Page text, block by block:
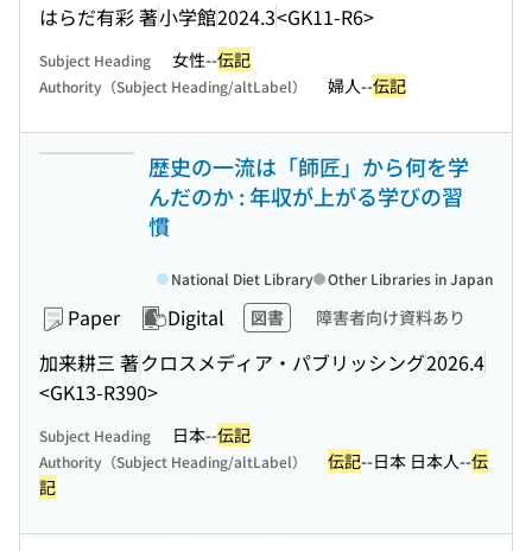
はらだ有彩 著小学館2024.3<GK11-R6>
Subject Heading 女性--伝記
Authority（Subject Heading/altLabel） 婦人--伝記
歴史の一流は「師匠」から何を学
んだのか : 年収が上がる学びの習
慣
Paper Digital 図書 障害者向け資料あり
加来耕三 著クロスメディア・パブリッシング2026.4
<GK13-R390>
National Diet Library Other Libraries in Japan
Subject Heading 日本--伝記
Authority（Subject Heading/altLabel） 伝記--日本 日本人--伝
記